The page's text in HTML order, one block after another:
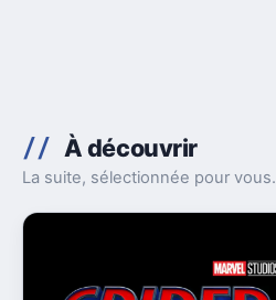
À découvrir
La suite, sélectionnée pour vous.